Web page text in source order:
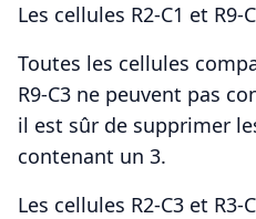
Les cellules R2-C1 et
Toutes les cellules
R9-C3 ne peuvent pas
il est sûr de supprimer
contenant un 3.
Les cellules R2-C3 et